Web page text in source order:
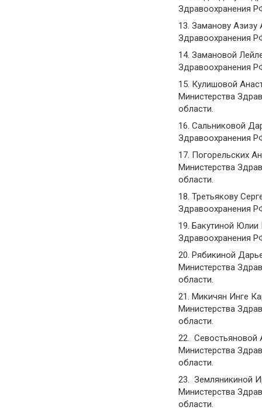
Здравоохранения
13. Заманову
Здравоохранения
14. Замановой
Здравоохранения
15. Кулишовой
Министерства
области.
16. Сальниковой
Здравоохранения
17. Погорельских
Министерства
области.
18. Третьякову
Здравоохранения
19. Бакутиной
Здравоохранения
20. Рябикиной
Министерства
области.
21. Микичян Инге
Министерства
области.
22. Севостьяновой
Министерства
области.
23. Земляникиной
Министерства
области.